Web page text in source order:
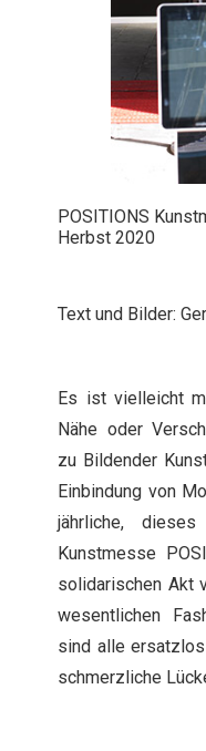
POSITIONS
Herbst 2020
Text und Bilder:
Es ist vielleicht
Nähe oder
zu Bildender
Einbindung von
jährliche,
Kunstmesse
solidarischen Akt
wesentlichen
sind alle
schmerzliche